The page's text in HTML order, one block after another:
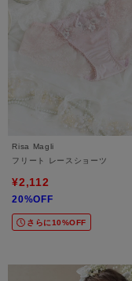
Risa Magli
フリート レースショーツ
¥2,112
20%OFF
さらに10%OFF